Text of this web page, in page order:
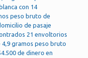
con 14
peso bruto de
de pasaje
21 envoltorios
gramos peso bruto
de dinero en